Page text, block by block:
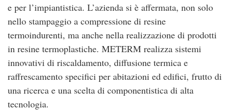
e per l’impiantistica. L’azienda si è affermata, non solo
nello stampaggio a compressione di resine
termoindurenti, ma anche nella realizzazione di prodotti
in resine termoplastiche. METERM realizza sistemi
innovativi di riscaldamento, diffusione termica e
raffrescamento specifici per abitazioni ed edifici, frutto di
una ricerca e una scelta di componentistica di alta
tecnologia.